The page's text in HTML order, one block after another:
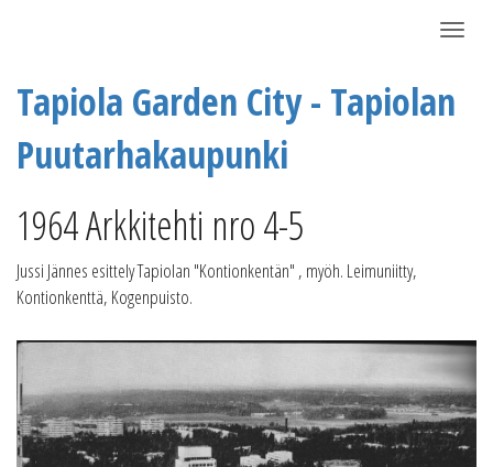
Tapiola Garden City - Tapiolan
Puutarhakaupunki
1964 Arkkitehti nro 4-5
Jussi Jännes esittely Tapiolan "Kontionkentän" , myöh. Leimuniitty,
Kontionkenttä, Kogenpuisto.